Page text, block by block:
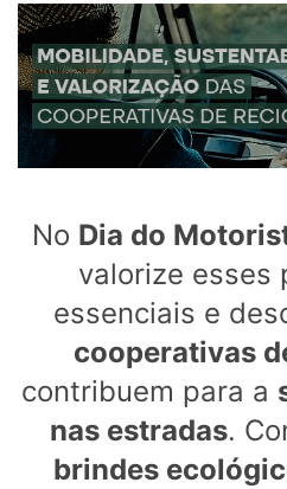
No Dia do
valorize esses
essenciais e
cooperativas
contribuem para a
nas estradas.
brindes